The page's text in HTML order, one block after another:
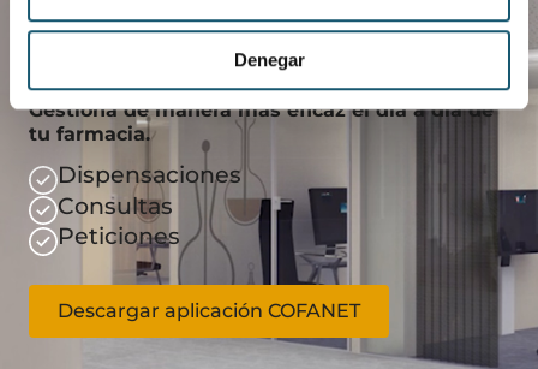
Denegar
Descarga COFANET
Gestiona de manera más eficaz el día a día de
tu farmacia.
Dispensaciones
Consultas
Peticiones
Descargar aplicación COFANET